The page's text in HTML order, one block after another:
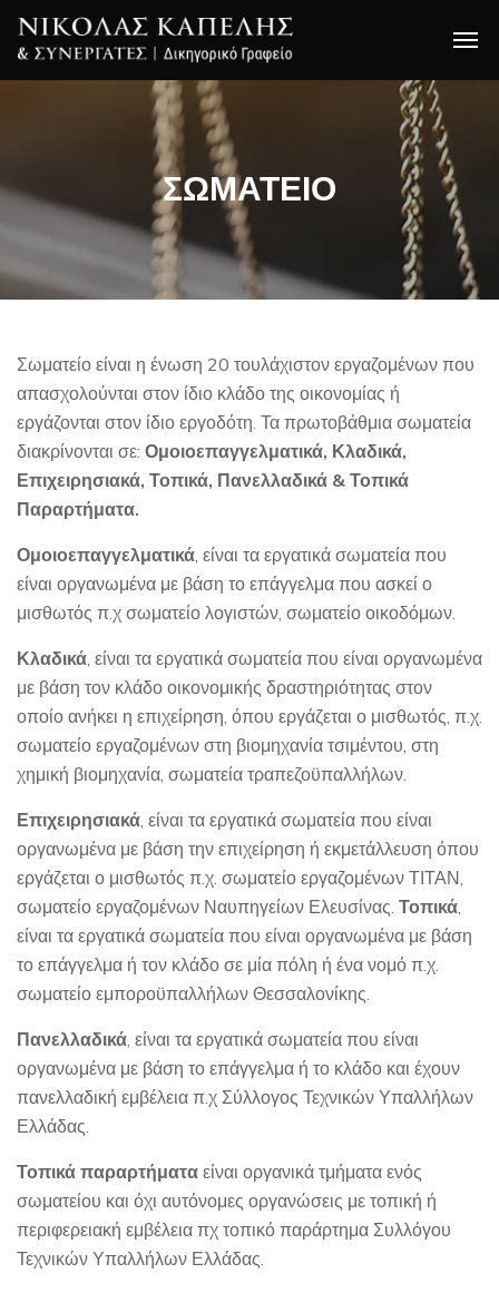
ΣΩΜΑΤΕΙΟ
Σωματείο είναι η ένωση 20 τουλάχιστον εργαζομένων που
απασχολούνται στον ίδιο κλάδο της οικονομίας ή
εργάζονται στον ίδιο εργοδότη. Τα πρωτοβάθμια σωματεία
διακρίνονται σε: Ομοιοεπαγγελματικά, Κλαδικά,
Επιχειρησιακά, Τοπικά, Πανελλαδικά & Τοπικά
Παραρτήματα.
Ομοιοεπαγγελματικά , είναι τα εργατικά σωματεία που
είναι οργανωμένα με βάση το επάγγελμα που ασκεί ο
μισθωτός π.χ σωματείο λογιστών, σωματείο οικοδόμων.
Κλαδικά , είναι τα εργατικά σωματεία που είναι οργανωμένα
με βάση τον κλάδο οικονομικής δραστηριότητας στον
οποίο ανήκει η επιχείρηση, όπου εργάζεται ο μισθωτός, π.χ.
σωματείο εργαζομένων στη βιομηχανία τσιμέντου, στη
χημική βιομηχανία, σωματεία τραπεζοϋπαλλήλων.
Επιχειρησιακά , είναι τα εργατικά σωματεία που είναι
οργανωμένα με βάση την επιχείρηση ή εκμετάλλευση όπου
εργάζεται ο μισθωτός π.χ. σωματείο εργαζομένων ΤΙΤΑΝ,
σωματείο εργαζομένων Ναυπηγείων Ελευσίνας. Τοπικά
είναι τα εργατικά σωματεία που είναι οργανωμένα με βάση
το επάγγελμα ή τον κλάδο σε μία πόλη ή ένα νομό π.χ.
σωματείο εμποροϋπαλλήλων Θεσσαλονίκης.
Πανελλαδικά , είναι τα εργατικά σωματεία που είναι
οργανωμένα με βάση το επάγγελμα ή το κλάδο και έχουν
πανελλαδική εμβέλεια π.χ Σύλλογος Τεχνικών Υπαλλήλων
Ελλάδας.
Τοπικά παραρτήματα είναι οργανικά τμήματα ενός
σωματείου και όχι αυτόνομες οργανώσεις με τοπική ή
περιφερειακή εμβέλεια πχ τοπικό παράρτημα Συλλόγου
Τεχνικών Υπαλλήλων Ελλάδας.